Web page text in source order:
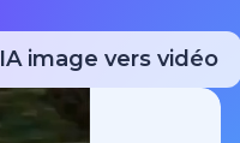
IA image vers vidéo